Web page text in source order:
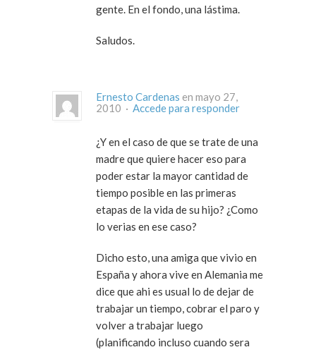
gente. En el fondo, una lástima.
Saludos.
Ernesto Cardenas en mayo 27,
2010 · Accede para responder
¿Y en el caso de que se trate de una
madre que quiere hacer eso para
poder estar la mayor cantidad de
tiempo posible en las primeras
etapas de la vida de su hijo? ¿Como
lo verias en ese caso?
Dicho esto, una amiga que vivio en
España y ahora vive en Alemania me
dice que ahi es usual lo de dejar de
trabajar un tiempo, cobrar el paro y
volver a trabajar luego
(planificando incluso cuando sera